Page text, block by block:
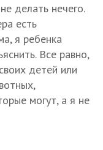
делать нечего.
есть
я ребенка
Все равно,
детей или
могут, а я не